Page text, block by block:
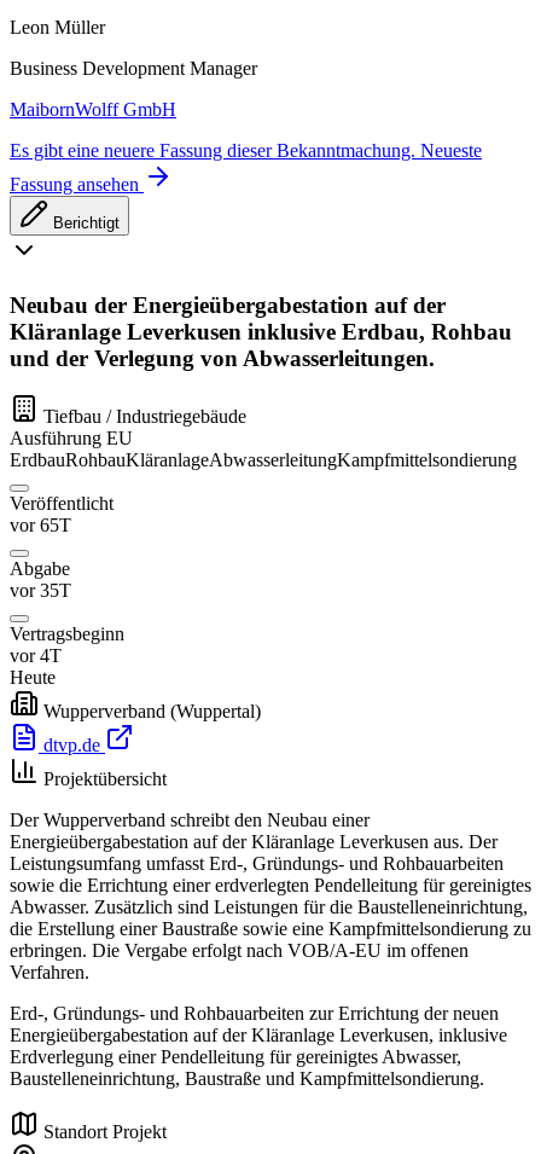
Leon Müller
Business Development Manager
MaibornWolff GmbH
Es gibt eine neuere Fassung dieser Bekanntmachung. Neueste
Fassung ansehen
Berichtigt
Neubau der Energieübergabestation auf der
Kläranlage Leverkusen inklusive Erdbau, Rohbau
und der Verlegung von Abwasserleitungen.
Tiefbau / Industriegebäude
Ausführung EU
ErdbauRohbauKläranlageAbwasserleitungKampfmittelsondierung
Veröffentlicht
vor 65T
Abgabe
vor 35T
Vertragsbeginn
vor 4T
Heute
Wupperverband (Wuppertal)
dtvp.de
Projektübersicht
Der Wupperverband schreibt den Neubau einer
Energieübergabestation auf der Kläranlage Leverkusen aus. Der
Leistungsumfang umfasst Erd-, Gründungs- und Rohbauarbeiten
sowie die Errichtung einer erdverlegten Pendelleitung für gereinigtes
Abwasser. Zusätzlich sind Leistungen für die Baustelleneinrichtung,
die Erstellung einer Baustraße sowie eine Kampfmittelsondierung zu
erbringen. Die Vergabe erfolgt nach VOB/A-EU im offenen
Verfahren.
Erd-, Gründungs- und Rohbauarbeiten zur Errichtung der neuen
Energieübergabestation auf der Kläranlage Leverkusen, inklusive
Erdverlegung einer Pendelleitung für gereinigtes Abwasser,
Baustelleneinrichtung, Baustraße und Kampfmittelsondierung.
Standort Projekt